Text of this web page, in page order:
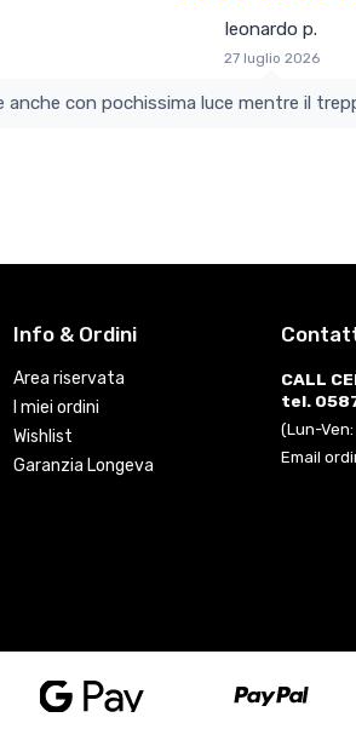
leonardo p.
27 luglio 2026
e perfetto si vede anche con pochissima luce
Info & Ordini
Area riservata
I miei ordini
Wishlist
Garanzia Longeva
CALL
tel.
(Lun-
Email